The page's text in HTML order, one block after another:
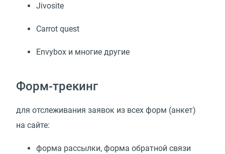
Jivosite
Carrot quest
Envybox и многие другие
Форм-трекинг
для отслеживания заявок из всех форм (анкет)
на сайте:
форма рассылки, форма обратной связи